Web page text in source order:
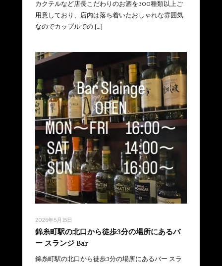
カクテルなど店長こだわりのお酒を300種類以上ご
用意しており、店内は落ち着いたおしゃれな雰囲気
なのでカップルでの […]
2026年5月15日
錦糸町駅の北口から徒歩3分の場所にあるバ
ー スランジ Bar
錦糸町駅の北口から徒歩3分の場所にあるバー スラ